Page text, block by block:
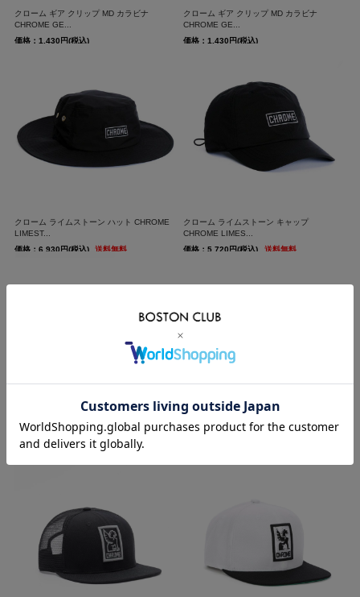
クローム ギア クリップ MD カラビナ
CHROME GE...
価格：1,430円(税込)
クローム ギア クリップ MD カラビナ
CHROME GE...
価格：1,430円(税込)
クローム ライムストーン ハット CHROME
LIMEST...
価格：6,930円(税込)
送料無料
クローム ライムストーン キャップ
CHROME LIMES...
価格：5,720円(税込)
送料無料
クローム ライド アドベンチャー ハット
CHROME RI...
【SALE】 クローム 6 パネル メッシュ キャ